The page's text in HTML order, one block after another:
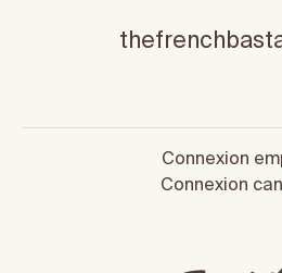
Connexion
Connexion